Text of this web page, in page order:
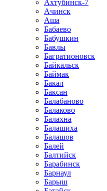
Ахтубинск-7
Ачинск
Аша
Бабаево
Бабушкин
Бавлы
Багратионовск
Байкальск
Баймак
Бакал
Баксан
Балабаново
Балаково
Балахна
Балашиха
Балашов
Балей
Балтийск
Барабинск
Барнаул
Барыш